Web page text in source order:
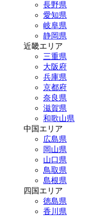
長野県
愛知県
岐阜県
静岡県
近畿エリア
三重県
大阪府
兵庫県
京都府
奈良県
滋賀県
和歌山県
中国エリア
広島県
岡山県
山口県
鳥取県
島根県
四国エリア
徳島県
香川県